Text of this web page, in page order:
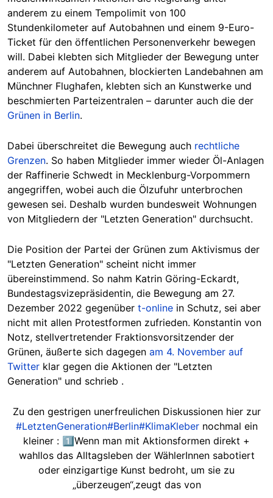
anderem zu einem Tempolimit von 100
Stundenkilometer auf Autobahnen und einem 9-Euro-
Ticket für den öffentlichen Personenverkehr bewegen
will. Dabei klebten sich Mitglieder der Bewegung unter
anderem auf Autobahnen, blockierten Landebahnen am
Münchner Flughafen, klebten sich an Kunstwerke und
beschmierten Parteizentralen – darunter auch die der
Grünen in Berlin.
Dabei überschreitet die Bewegung auch rechtliche
Grenzen. So haben Mitglieder immer wieder Öl-Anlagen
der Raffinerie Schwedt in Mecklenburg-Vorpommern
angegriffen, wobei auch die Ölzufuhr unterbrochen
gewesen sei. Deshalb wurden bundesweit Wohnungen
von Mitgliedern der "Letzten Generation" durchsucht.
Die Position der Partei der Grünen zum Aktivismus der
"Letzten Generation" scheint nicht immer
übereinstimmend. So nahm Katrin Göring-Eckardt,
Bundestagsvizepräsidentin, die Bewegung am 27.
Dezember 2022 gegenüber t-online in Schutz, sei aber
nicht mit allen Protestformen zufrieden. Konstantin von
Notz, stellvertretender Fraktionsvorsitzender der
Grünen, äußerte sich dagegen am 4. November auf
Twitter klar gegen die Aktionen der "Letzten
Generation" und schrieb .
Zu den gestrigen unerfreulichen Diskussionen hier zur
#LetztenGeneration#Berlin#KlimaKlebernochmal ein
kleiner : 1️⃣Wenn man mit Aktionsformen direkt +
wahllos das Alltagsleben der WählerInnen sabotiert
oder einzigartige Kunst bedroht, um sie zu
„überzeugen“,zeugt das von